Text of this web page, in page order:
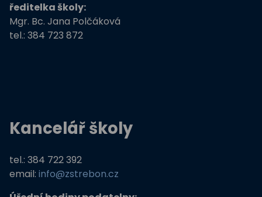
ředitelka školy:
Mgr. Bc. Jana Polčáková
tel.: 384 723 872
Kancelář školy
tel.: 384 722 392
email: info@zstrebon.cz